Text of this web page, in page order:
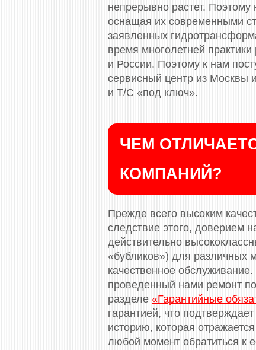
непрерывно растет.
оснащая их современными
заявленных
время многолетней
и России. Поэтому к нам
сервисный центр из Москвы
и Т/С «под ключ».
ЧЕМ
КОМПАНИЙ?
Прежде всего высоким
следствие этого, доверием
действительно
«бубликов») для различных
качественное
проведенный нами ремонт
разделе «Гарантийные
гарантией, что
историю, которая
любой момент обратиться к